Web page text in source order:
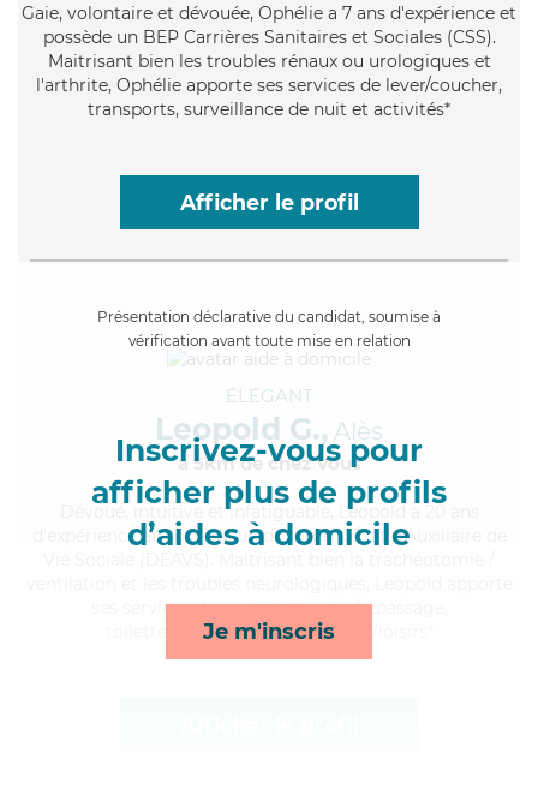
Gaie, volontaire et dévouée, Ophélie a 7 ans d'expérience et
possède un BEP Carrières Sanitaires et Sociales (CSS).
Maitrisant bien les troubles rénaux ou urologiques et
l'arthrite, Ophélie apporte ses services de lever/coucher,
transports, surveillance de nuit et activités*
Afficher le profil
Présentation déclarative du candidat, soumise à
vérification avant toute mise en relation
Inscrivez-vous pour
afficher plus de profils
d’aides à domicile
Je m'inscris
ÉLÉGANT
Leopold G., Alès
à 5km de chez Vous
, intuitive et infatiguable, Leopold a 20 ans
d'expérience et possède un diplôme d'État d'Auxiliaire de
ses services de mobilité, lessive/repassage,
toilette/habillage et compagnie/loisirs*